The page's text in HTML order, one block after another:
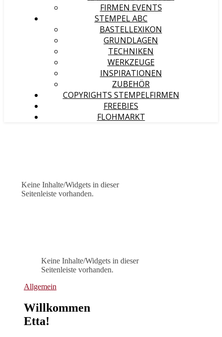
FIRMEN EVENTS
STEMPEL ABC
BASTELLEXIKON
GRUNDLAGEN
TECHNIKEN
WERKZEUGE
INSPIRATIONEN
ZUBEHÖR
COPYRIGHTS STEMPELFIRMEN
FREEBIES
FLOHMARKT
Keine Inhalte/Widgets in dieser
Seitenleiste vorhanden.
Keine Inhalte/Widgets in dieser
Seitenleiste vorhanden.
Allgemein
Willkommen
Etta!